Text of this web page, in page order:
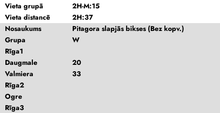
Vieta grupā
2H-M:15
Vieta distancē
2H:37
Nosaukums
Pitagora slapjās bikses (Bez kopv.)
Grupa
W
Rīga1
Daugmale
20
Valmiera
33
Rīga2
Ogre
Rīga3